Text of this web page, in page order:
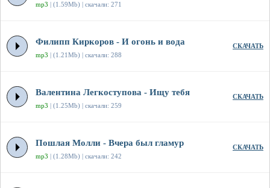
mp3 | (1.59Mb) | скачали: 271
Филипп Киркоров - И огонь и вода
mp3 | (1.21Mb) | скачали: 288
СКАЧАТЬ
Валентина Легкоступова - Ищу тебя
mp3 | (1.25Mb) | скачали: 259
СКАЧАТЬ
Пошлая Молли - Вчера был гламур
mp3 | (1.28Mb) | скачали: 242
СКАЧАТЬ